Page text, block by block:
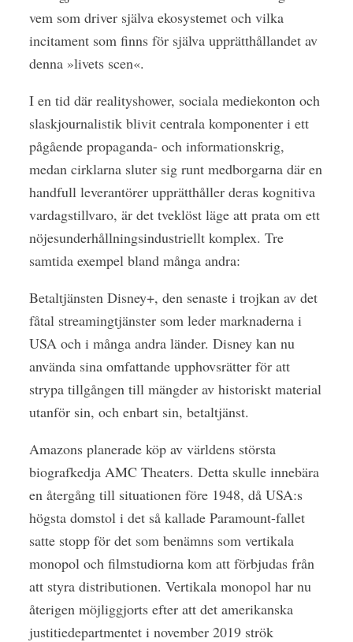
vem som driver själva ekosystemet och vilka
incitament som finns för själva upprätthållandet av
denna »livets scen«.
I en tid där realityshower, sociala mediekonton och
slaskjournalistik blivit centrala komponenter i ett
pågående propaganda- och informationskrig,
medan cirklarna sluter sig runt medborgarna där en
handfull leverantörer upprätthåller deras kognitiva
vardagstillvaro, är det tveklöst läge att prata om ett
nöjesunderhållningsindustriellt komplex. Tre
samtida exempel bland många andra:
Betaltjänsten Disney+, den senaste i trojkan av det
fåtal streamingtjänster som leder marknaderna i
USA och i många andra länder. Disney kan nu
använda sina omfattande upphovsrätter för att
strypa tillgången till mängder av historiskt material
utanför sin, och enbart sin, betaltjänst.
Amazons planerade köp av världens största
biografkedja AMC Theaters. Detta skulle innebära
en återgång till situationen före 1948, då USA:s
högsta domstol i det så kallade Paramount-fallet
satte stopp för det som benämns som vertikala
monopol och filmstudiorna kom att förbjudas från
att styra distributionen. Vertikala monopol har nu
återigen möjliggjorts efter att det amerikanska
justitiedepartmentet i november 2019 strök